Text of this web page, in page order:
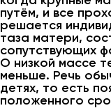
путём, и все
решается
таза матери,
сопутствующих
О низкой массе
меньше. Речь
детях, то есть
положенного